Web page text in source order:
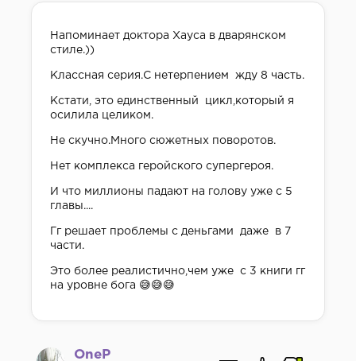
Напоминает доктора Хауса в дварянском
стиле.))
Классная серия.С нетерпением жду 8 часть.
Кстати, это единственный цикл,который я
осилила целиком.
Не скучно.Много сюжетных поворотов.
Нет комплекса геройского супергероя.
И что миллионы падают на голову уже с 5
главы....
Гг решает проблемы с деньгами даже в 7
части.
Это более реалистично,чем уже с 3 книги гг
на уровне бога 😅😅😅
OneP